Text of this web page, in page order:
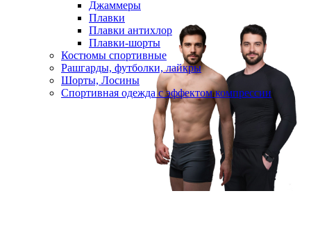
Джаммеры
Плавки
Плавки антихлор
Плавки-шорты
Костюмы спортивные
Рашгарды, футболки, лайкры
Шорты, Лосины
Спортивная одежда с эффектом компрессии